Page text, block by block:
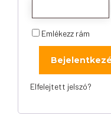
Emlékezz rám
Elfelejtett jelszó?